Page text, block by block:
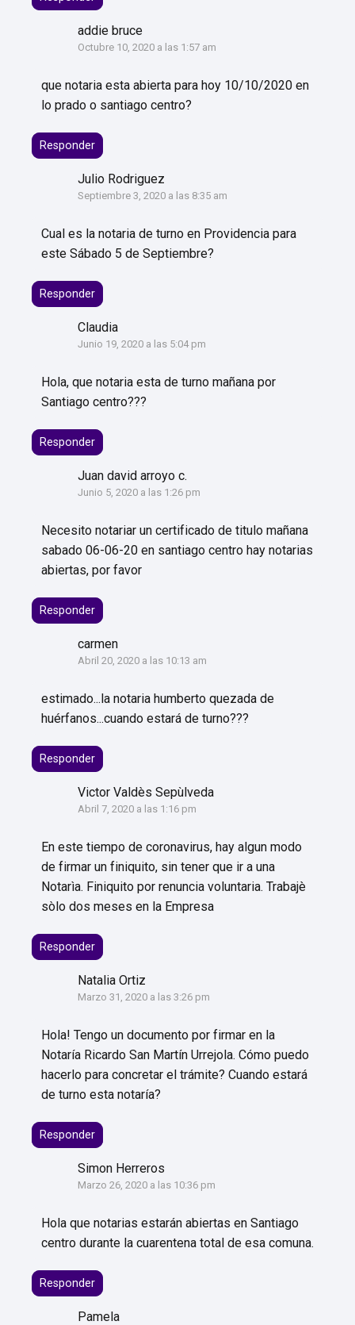
addie bruce
Octubre 10, 2020 a las 1:57 am
que notaria esta abierta para hoy 10/10/2020 en
lo prado o santiago centro?
Responder
Julio Rodriguez
Septiembre 3, 2020 a las 8:35 am
Cual es la notaria de turno en Providencia para
este Sábado 5 de Septiembre?
Responder
Claudia
Junio 19, 2020 a las 5:04 pm
Hola, que notaria esta de turno mañana por
Santiago centro???
Responder
Juan david arroyo c.
Junio 5, 2020 a las 1:26 pm
Necesito notariar un certificado de titulo mañana
sabado 06-06-20 en santiago centro hay notarias
abiertas, por favor
Responder
carmen
Abril 20, 2020 a las 10:13 am
estimado...la notaria humberto quezada de
huérfanos...cuando estará de turno???
Responder
Victor Valdès Sepùlveda
Abril 7, 2020 a las 1:16 pm
En este tiempo de coronavirus, hay algun modo
de firmar un finiquito, sin tener que ir a una
Notarìa. Finiquito por renuncia voluntaria. Trabajè
sòlo dos meses en la Empresa
Responder
Natalia Ortiz
Marzo 31, 2020 a las 3:26 pm
Hola! Tengo un documento por firmar en la
Notaría Ricardo San Martín Urrejola. Cómo puedo
hacerlo para concretar el trámite? Cuando estará
de turno esta notaría?
Responder
Simon Herreros
Marzo 26, 2020 a las 10:36 pm
Hola que notarias estarán abiertas en Santiago
centro durante la cuarentena total de esa comuna.
Responder
Pamela